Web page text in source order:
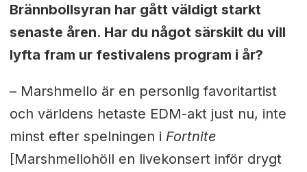
Brännbollsyran har gått väldigt starkt
senaste åren. Har du något särskilt du vill
lyfta fram ur festivalens program i år?
– Marshmello är en personlig favoritartist
och världens hetaste EDM-akt just nu, inte
minst efter spelningen i Fortnite
[Marshmellohöll en livekonsert inför drygt